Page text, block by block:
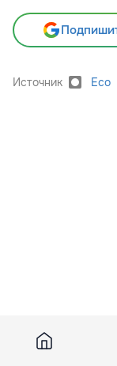
Источник Eco